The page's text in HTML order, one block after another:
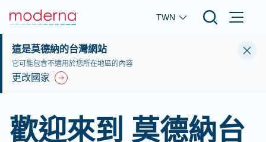
Skip to main content
TWN
這是莫德納的台灣網站
它可能包含不適用於您所在地區的內容
更改國家
歡迎來到 莫德納台